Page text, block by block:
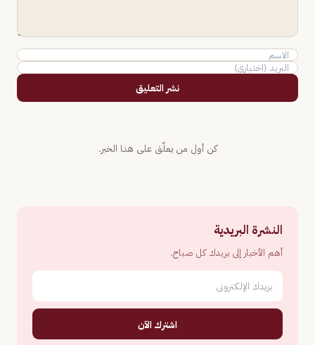
نشر التعليق
كن أول من يعلّق على هذا الخبر.
النشرة البريدية
أهم الأخبار إلى بريدك كل صباح.
اشترك الآن